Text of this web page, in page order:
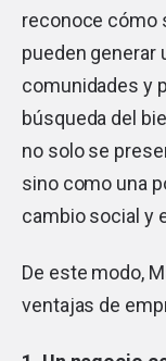
reconoce cómo
pueden generar
comunidades y
búsqueda del
no solo se
sino como una
cambio social y
De este modo,
ventajas de